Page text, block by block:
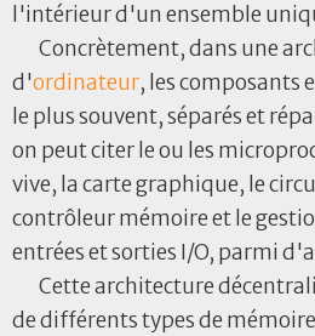
l'intérieur d'un ensemble
Concrètement, dans une
d'ordinateur, les composants
le plus souvent, séparés et
on peut citer le ou les
vive, la carte graphique, le
contrôleur mémoire et le
entrées et sorties I/O, parmi
Cette architecture
de différents types de